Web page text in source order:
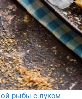
рыбы с луком